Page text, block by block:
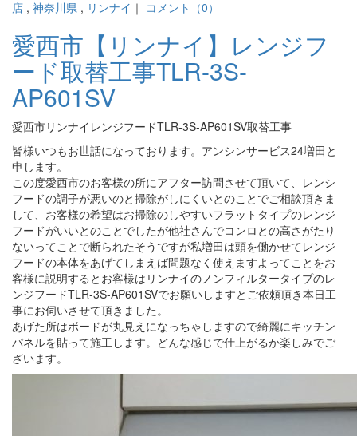
店 , 神奈川県 , リンナイ ｜ コメント（0）
愛西市【リンナイ】レンジフ
ード取替工事TLR-3S-
AP601SV
愛西市リンナイレンジフードTLR-3S-AP601SV取替工事
皆様いつもお世話になっております。アンシンサービス24増田と
申します。
この度愛西市のお客様の所にアフター訪問させて頂いて、レンシ
フードの調子が悪いのと掃除がしにくいとのことでご相談頂きま
して、お客様の希望はお掃除のしやすいフラットタイプのレンジ
フードがいいとのことでしたが他社さんでコンロとの高さがたり
ないってことで断られたそうですが私増田は頭を働かせてレンジ
フードの本体をあげてしまえば問題なく使えますよってことをお
客様に説明するとお客様はリンナイのノンフィルタータイプのレ
ンジフードTLR-3S-AP601SVでお願いしますとご依頼頂き本日工
事にお伺いさせて頂きました。
あげた所はボードが丸見えになっちゃしますので綺麗にキッチン
パネルを貼って施工します。どんな感じで仕上がるか楽しみでご
ざいます。